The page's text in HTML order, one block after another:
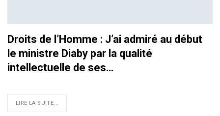
Droits de l’Homme : J’ai admiré au début
le ministre Diaby par la qualité
intellectuelle de ses…
LIRE LA SUITE...